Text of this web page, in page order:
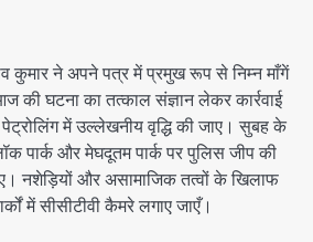
कुमार ने अपने पत्र में प्रमुख रूप से निम्न माँगें
की घटना का तत्काल संज्ञान लेकर कार्रवाई
में उल्लेखनीय वृद्धि की जाए। सुबह के
पार्क और मेघदूतम पार्क पर पुलिस जीप की
नशेड़ियों और असामाजिक तत्वों के खिलाफ
में सीसीटीवी कैमरे लगाए जाएँ।